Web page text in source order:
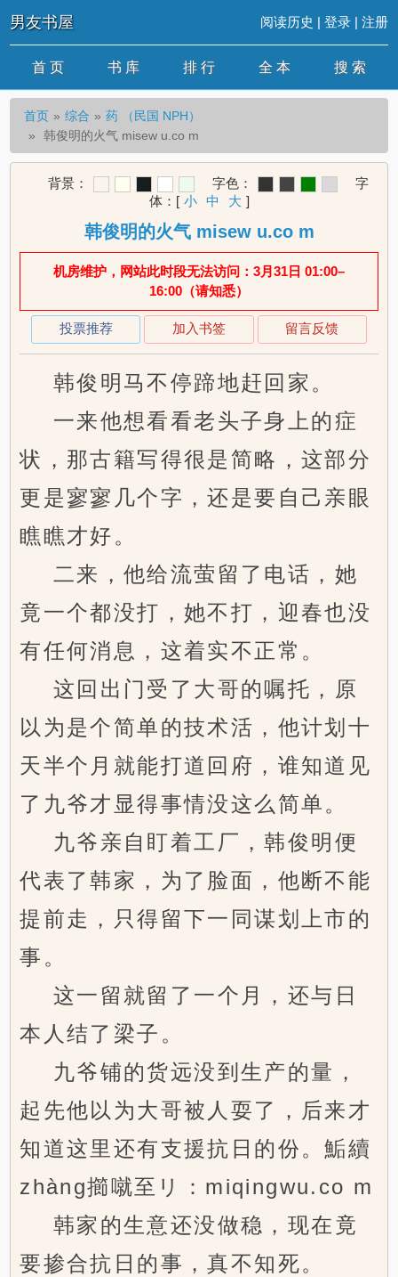
男友书屋 阅读历史 | 登录| 注册
首 页 书 库 排 行 全 本 搜 索
首页 综合
药 （民国 NPH）
韩俊明的火气 misew u.co m
背景： 字色：
字
体： [ 小 中 大 ]
韩俊明的火气 misew u.co m
机房维护，网站此时段无法访问：3月31日 01:00–
16:00（请知悉）
投票推荐 加入书签 留言反馈
韩俊明马不停蹄地赶回家。
一来他想看看老头子身上的症
状，那古籍写得很是简略，这部分
更是寥寥几个字，还是要自己亲眼
瞧瞧才好。
二来，他给流萤留了电话，她
竟一个都没打，她不打，迎春也没
有任何消息，这着实不正常。
这回出门受了大哥的嘱托，原
以为是个简单的技术活，他计划十
天半个月就能打道回府，谁知道见
了九爷才显得事情没这么简单。
九爷亲自盯着工厂，韩俊明便
代表了韩家，为了脸面，他断不能
提前走，只得留下一同谋划上市的
事。
这一留就留了一个月，还与日
本人结了梁子。
九爷铺的货远没到生产的量，
起先他以为大哥被人耍了，后来才
知道这里还有支援抗日的份。鮜續
zhàng擳噈至リ：miqingwu.co m
韩家的生意还没做稳，现在竟
要掺合抗日的事，真不知死。